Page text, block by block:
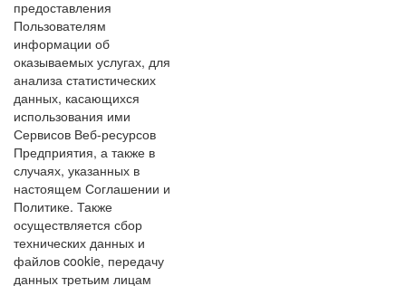
предоставления
Пользователям
информации об
оказываемых услугах, для
анализа статистических
данных, касающихся
использования ими
Сервисов Веб-ресурсов
Предприятия, а также в
случаях, указанных в
настоящем Соглашении и
Политике. Также
осуществляется сбор
технических данных и
файлов cookie, передачу
данных третьим лицам